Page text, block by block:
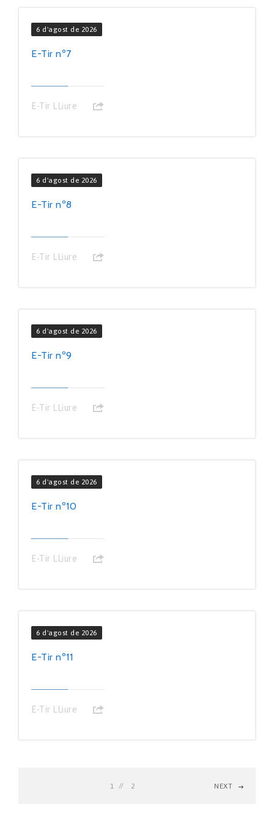
6 d'agost de 2026
E-Tir nº7
E-Tir LLiure
6 d'agost de 2026
E-Tir nº8
E-Tir LLiure
6 d'agost de 2026
E-Tir nº9
E-Tir LLiure
6 d'agost de 2026
E-Tir nº10
E-Tir LLiure
6 d'agost de 2026
E-Tir nº11
E-Tir LLiure
1 2 NEXT